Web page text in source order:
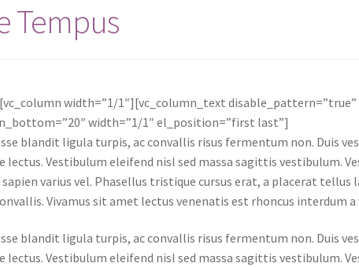
Tempus
width=”1/1″][vc_column_text
width=”1/1″ el_position=”first last”]
blandit ligula turpis, ac convallis risus fermentum non. Duis
lectus. Vestibulum eleifend nisl sed massa sagittis vestibulum.
varius vel. Phasellus tristique cursus erat, a placerat tellus
Vivamus sit amet lectus venenatis est rhoncus interdum
blandit ligula turpis, ac convallis risus fermentum non. Duis
lectus. Vestibulum eleifend nisl sed massa sagittis vestibulum.